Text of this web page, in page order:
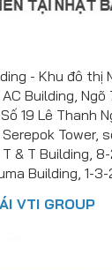
- Khu đô thị
Building,
19 Lê Thanh
Tower,
& T Building,
Building, 1-
VTI GROUP